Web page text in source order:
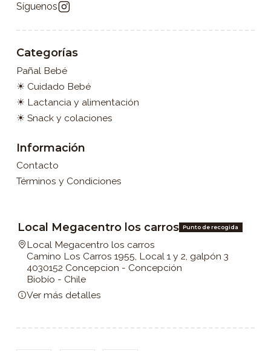
Síguenos
Categorías
Pañal Bebé
☀ Cuidado Bebé
☀ Lactancia y alimentación
☀ Snack y colaciones
Información
Contacto
Términos y Condiciones
Local Megacentro los carros Punto de recogida
Local Megacentro los carros
Camino Los Carros 1955, Local 1 y 2, galpón 3
4030152 Concepcion - Concepción
Biobío - Chile
Ver más detalles